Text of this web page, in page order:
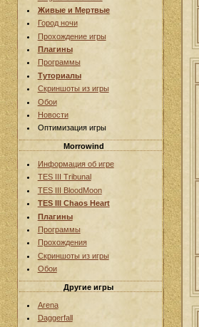
Живые и Мертвые
Город ночи
Прохождение игры
Плагины
Программы
Туториалы
Скриншоты из игры
Обои
Новости
Оптимизация игры
Morrowind
Информация об игре
TES III Tribunal
TES III BloodMoon
TES III Chaos Heart
Плагины
Программы
Прохождения
Скриншоты из игры
Обои
Другие игры
Arena
Daggerfall